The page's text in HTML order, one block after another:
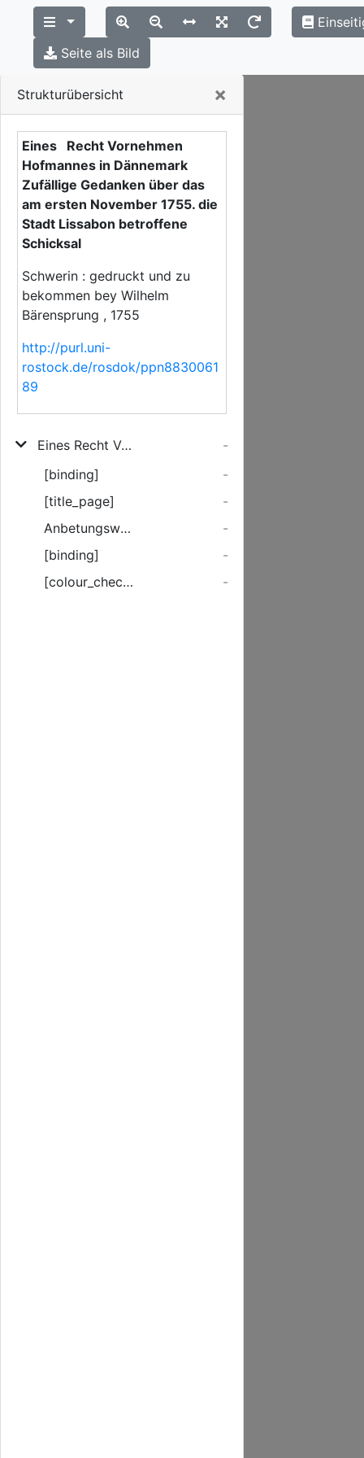
Strukturübersicht ×
Eines Recht Vornehmen
Hofmannes in Dännemark
Zufällige Gedanken über das
am ersten November 1755. die
Stadt Lissabon betroffene
Schicksal
Schwerin : gedruckt und zu
bekommen bey Wilhelm
Bärensprung , 1755
http://purl.uni-
rostock.de/rosdok/ppn8830061
89
Eines Recht Vornehmen Hofmannes in Dännemark Zufällige Gedanken über das am ersten November 1755. die Stadt Lissabon betroffene Schicksal
-
[binding]
-
[title_page]
-
Anbetungswuerdigstes, unendlich grosses All!
-
[binding]
-
[colour_checker]
-
Seite als Bild